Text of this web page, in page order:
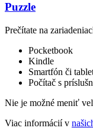
Puzzle
Prečítate na
Pocketbook
Kindle
Smartfón či
Počítač s
Nie je možné meniť
Viac informácií v